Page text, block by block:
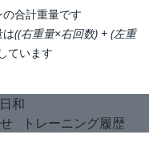
合計重量です
((右重量×右回数) + (左重
ています
和
トレーニング履歴